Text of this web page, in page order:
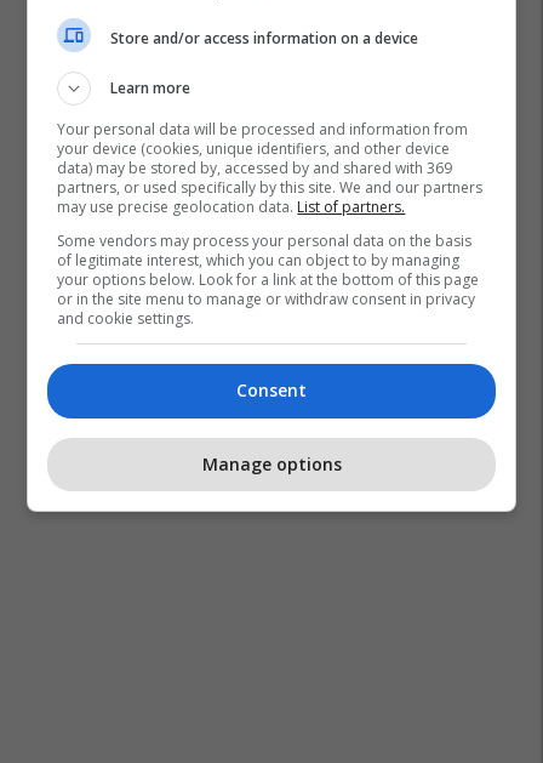
Fia Përparim Dushi - Zhuqa
Store and/or access information on a device
Learn more
Your personal data will be processed and information from
your device (cookies, unique identifiers, and other device
data) may be stored by, accessed by and shared with 369
partners, or used specifically by this site. We and our partners
may use precise geolocation data. List of partners.
Some vendors may process your personal data on the basis
of legitimate interest, which you can object to by managing
your options below. Look for a link at the bottom of this page
or in the site menu to manage or withdraw consent in privacy
and cookie settings.
Consent
Manage options